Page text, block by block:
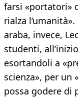
farsi «portatori»
rialza
araba, invece,
studenti,
esortandoli a
scienza», per un
possa godere di